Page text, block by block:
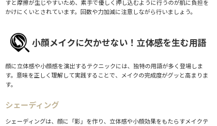
すと摩擦が生じやすいため、素手で優しく押し込むように行うのが肌に負担を
かけにくいとされています。回数や力加減に注意しながら行いましょう。
小顔メイクに欠かせない！立体感を生む用語
顔に立体感や小顔感を演出するテクニックには、独特の用語が多く登場しま
す。意味を正しく理解して実践することで、メイクの完成度がグッと高まりま
す。
シェーディング
シェーディングは、顔に「影」を作り、立体感や小顔効果をもたらすメイクテ